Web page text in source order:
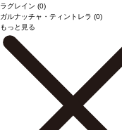
ラグレイン (0)
ガルナッチャ・ティントレラ (0)
もっと見る